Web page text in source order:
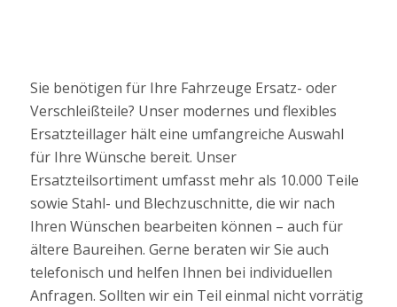
Sie benötigen für Ihre Fahrzeuge Ersatz- oder
Verschleißteile? Unser modernes und flexibles
Ersatzteillager hält eine umfangreiche Auswahl
für Ihre Wünsche bereit. Unser
Ersatzteilsortiment umfasst mehr als 10.000 Teile
sowie Stahl- und Blechzuschnitte, die wir nach
Ihren Wünschen bearbeiten können – auch für
ältere Baureihen. Gerne beraten wir Sie auch
telefonisch und helfen Ihnen bei individuellen
Anfragen. Sollten wir ein Teil einmal nicht vorrätig